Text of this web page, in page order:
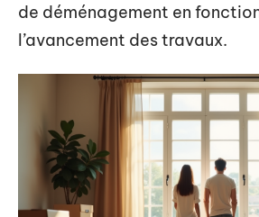
de déménagement en
l’avancement des travaux.